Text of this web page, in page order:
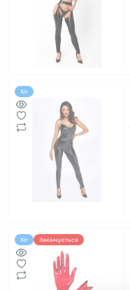
Хіт
Хіт Закінчується